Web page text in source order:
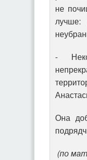
не
лучше:
-
Она
(по